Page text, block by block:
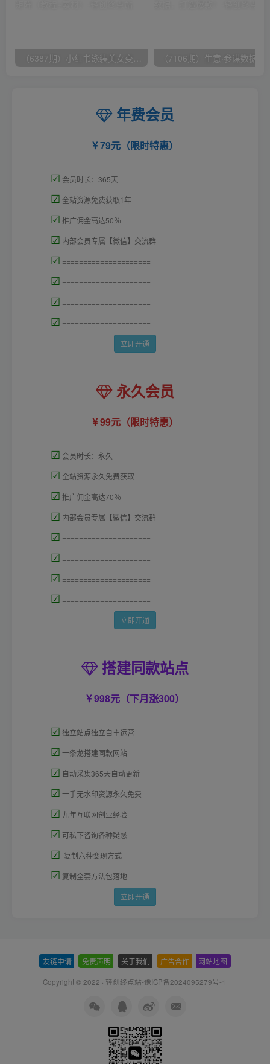
（6387期）小红书泳装美女变现，免费提供素材，收益无上限可矩阵（教程+素材）
年费会员
79元（限时特惠）
☑ 会员时长：365天
☑ 全站资源免费获取1年
☑ 推广佣金高达50％
☑ 内部会员专属【微信】交流群
☑ =====================
☑ =====================
☑ =====================
☑ =====================
立即开通
永久会员
99元（限时特惠）
☑ 会员时长：永久
☑ 全站资源永久免费获取
☑ 推广佣金高达70％
☑ 内部会员专属【微信】交流群
☑ =====================
☑ =====================
☑ =====================
☑ =====================
立即开通
搭建同款站点
998元（下月涨300）
☑ 独立站点独立自主运营
☑ 一条龙搭建同款网站
☑ 自动采集365天自动更新
☑ 一手无水印资源永久免费
☑ 九年互联网创业经验
☑ 可私下咨询各种疑惑
☑ 复制六种变现方式
☑ 复制全套方法包落地
立即开通
友链申请 免责声明 关于我们 广告合作 网站地图
Copyright © 2022 · 轻创终点站-豫ICP备2024095279号-1